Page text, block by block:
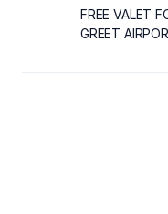
FREE VALET
GREET